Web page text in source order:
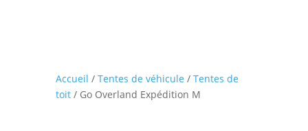
Accueil / Tentes de véhicule / Tentes de
toit/ Go Overland Expédition M